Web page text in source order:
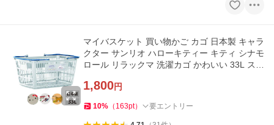
マイバスケット 買い物かご カゴ 日本製 キャラ
クター サンリオ ハローキティー キティ シナモ
ロール リラックマ 洗濯カゴ かわいい 33L スー
1,800円
10% （ 163pt） 要エントリー